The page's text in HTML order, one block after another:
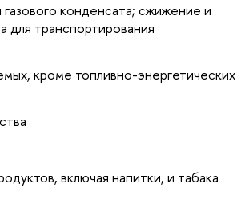
конденсата; сжижение и
для транспортирования
кроме топливно-энергетических
включая напитки, и табака